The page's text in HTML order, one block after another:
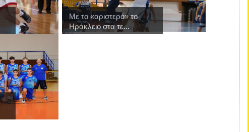
Με το «αριστερό» το
Ηράκλειο στα τε...